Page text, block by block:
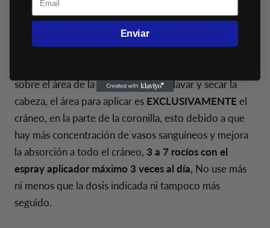
Siga cuidadosamente las instrucciones en la caja del
producto, puede contactarse con nosotros para
cualquier cosa que no esté clara. Use el producto
sobre el área de la nuca después de lavar y secar la
cabeza, el área para aplicar es EXCLUSIVAMENTE el
cráneo, en la parte de la coronilla, esto debido a que
hay más concentración de vasos sanguíneos y mejora
la absorción a todo el cráneo, 3 a 7 rocíos con el
espray aplicador máximo 3 veces al día, No use más
ni menos que la dosis indicada ni tampoco más
seguido.
Enviar